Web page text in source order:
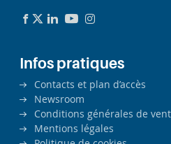
Infos pratiques
Contacts et plan d’accès
Newsroom
Conditions générales de
Mentions légales